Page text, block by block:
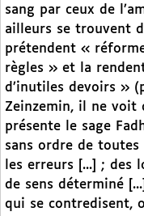
sang par ceux de
ailleurs se trouvent
prétendent «
règles » et la
d’inutiles devoirs »
Zeinzemin, il ne voit
présente le sage
sans ordre de
les erreurs [...] ; des
de sens déterminé
qui se contredisent,